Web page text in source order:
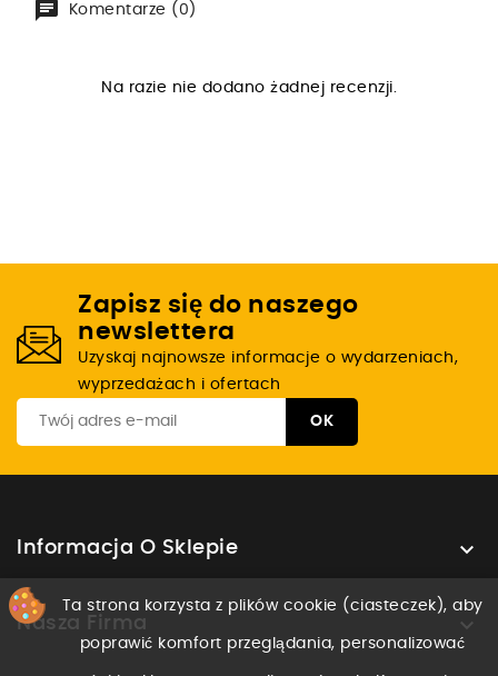
Komentarze (0)
Na razie nie dodano żadnej recenzji.
Zapisz się do naszego
newslettera
Uzyskaj najnowsze informacje o wydarzeniach,
wyprzedażach i ofertach
Informacja O Sklepie 
Nasza Firma 
Ta strona korzysta z plików cookie (ciasteczek), aby
poprawić komfort przeglądania, personalizować